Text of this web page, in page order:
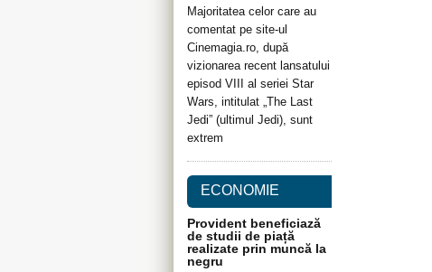
Majoritatea celor care au
comentat pe site-ul
Cinemagia.ro, după
vizionarea recent lansatului
episod VIII al seriei Star
Wars, intitulat „The Last
Jedi” (ultimul Jedi), sunt
extrem
ECONOMIE
Provident beneficiază
de studii de piață
realizate prin muncă la
negru